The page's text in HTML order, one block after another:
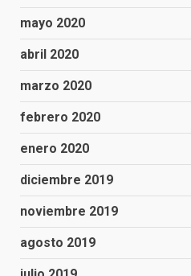
mayo 2020
abril 2020
marzo 2020
febrero 2020
enero 2020
diciembre 2019
noviembre 2019
agosto 2019